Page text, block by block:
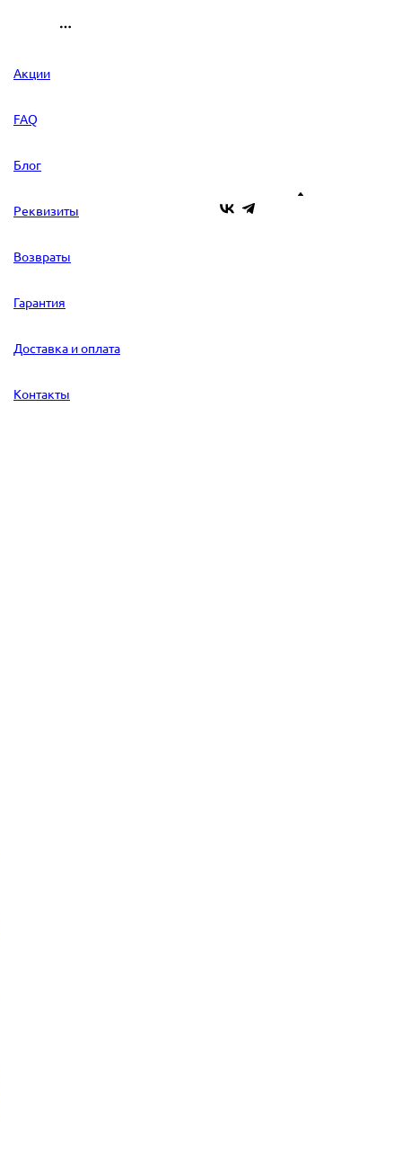
Акции
FAQ
Блог
Реквизиты
Возвраты
Гарантия
Доставка и оплата
Контакты